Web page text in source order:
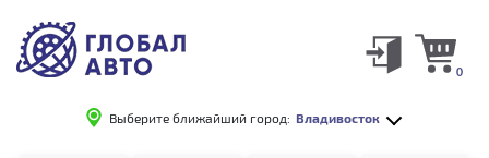
Выберите ближайший город: Владивосток
0